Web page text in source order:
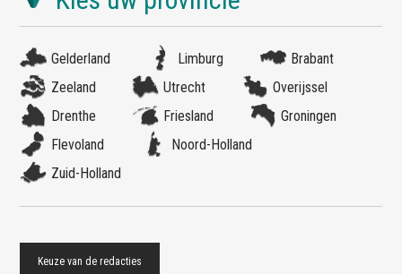
Gelderland Limburg
Brabant
Zeeland
Utrecht
Overijssel
Drenthe
Friesland
Groningen
Flevoland
Noord-Holland
Zuid-Holland